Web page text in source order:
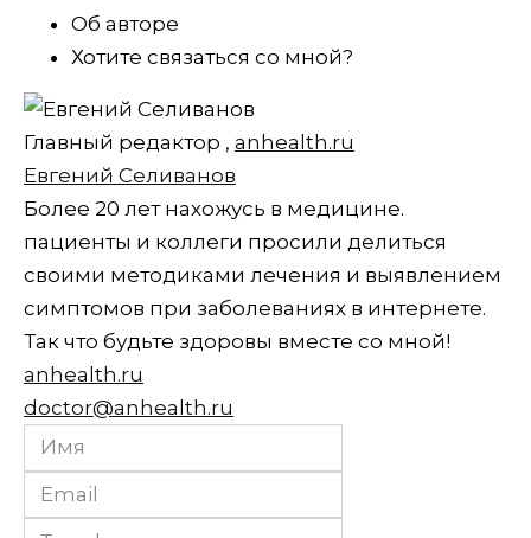
Об авторе
Хотите связаться со мной?
Главный редактор , anhealth.ru
Евгений Селиванов
Более 20 лет нахожусь в медицине.
пациенты и коллеги просили делиться
своими методиками лечения и выявлением
симптомов при заболеваниях в интернете.
Так что будьте здоровы вместе со мной!
anhealth.ru
doctor@anhealth.ru